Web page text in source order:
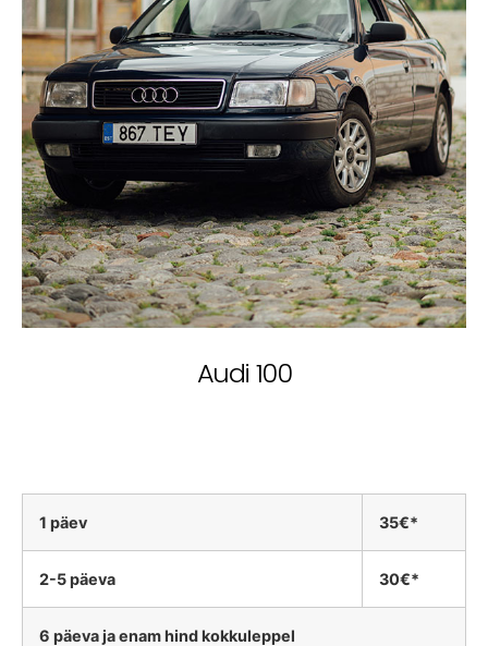
Audi 100
1 päev 35€*
2-5 päeva 30€*
6 päeva ja enam hind kokkuleppel